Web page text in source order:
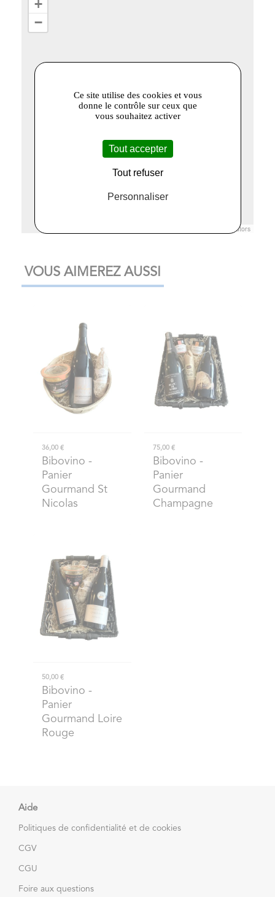
+
−
contributors
VOUS AIMEREZ AUSSI
36,00 €
Bibovino -
Panier
Gourmand St
Nicolas
75,00 €
Bibovino -
Panier
Gourmand
Champagne
50,00 €
Bibovino -
Panier
Gourmand Loire
Rouge
Aide
Politiques de confidentialité et de cookies
CGV
CGU
Foire aux questions
Ce site utilise des cookies et vous
donne le contrôle sur ceux que
vous souhaitez activer
Tout accepter
Tout refuser
Personnaliser